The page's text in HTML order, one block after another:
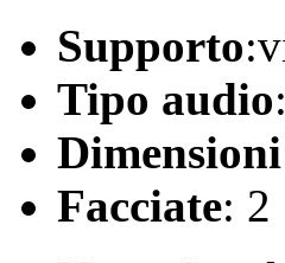
Supporto
Tipo audio
Dimensioni
Facciate: 2